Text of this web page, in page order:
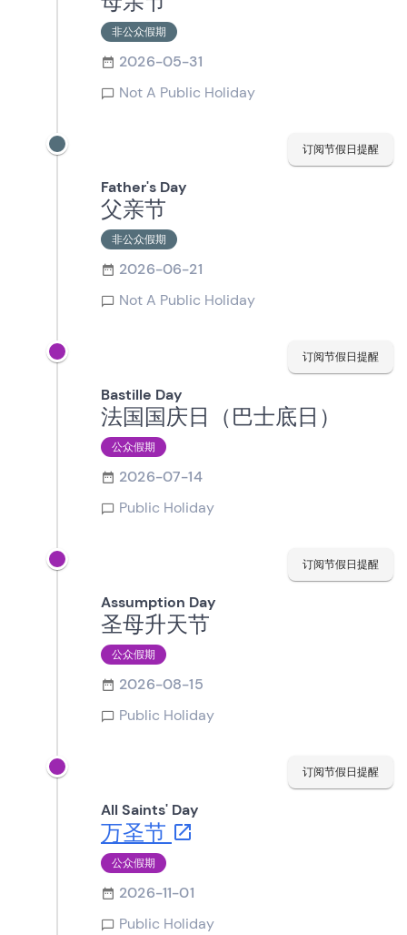
非公众假期
2026-05-31
Not A Public Holiday
订阅节假日提醒
Father's Day
父亲节
非公众假期
2026-06-21
Not A Public Holiday
订阅节假日提醒
Bastille Day
法国国庆日（巴士底日）
公众假期
2026-07-14
Public Holiday
订阅节假日提醒
Assumption Day
圣母升天节
公众假期
2026-08-15
Public Holiday
订阅节假日提醒
All Saints' Day
万圣节
公众假期
2026-11-01
Public Holiday